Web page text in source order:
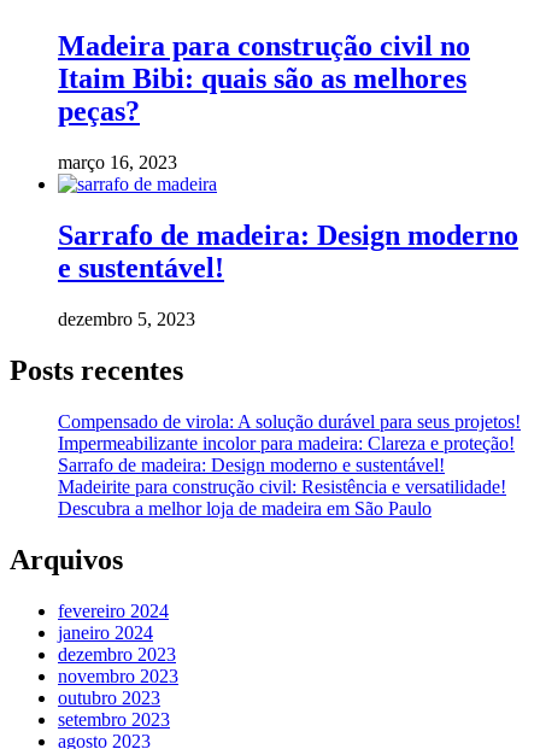
Madeira para construção civil no
Itaim Bibi: quais são as melhores
peças?
março 16, 2023
Sarrafo de madeira: Design moderno
e sustentável!
dezembro 5, 2023
Posts recentes
Compensado de virola: A solução durável para seus projetos!
Impermeabilizante incolor para madeira: Clareza e proteção!
Sarrafo de madeira: Design moderno e sustentável!
Madeirite para construção civil: Resistência e versatilidade!
Descubra a melhor loja de madeira em São Paulo
Arquivos
fevereiro 2024
janeiro 2024
dezembro 2023
novembro 2023
outubro 2023
setembro 2023
agosto 2023